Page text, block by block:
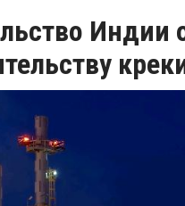
Индии